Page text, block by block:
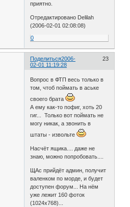
приятно.
Отредактировано Delilah
(2006-02-01 02:08:08)
0
Поделиться 23
2006-
02-01 11:19:28
Вопрос в ФТП весь только в
том, чтоб поймать в аське
своего брата
А ему как-то пофиг, хоть 20
гиг... Только вот поймать не
могу никак, а звонить в
штаты - извольте
Насчёт ящика.... даже не
знаю, можно попробовать....
ЩАс прийдёт админ, получит
валенком по морде, и будет
доступен форум... На нём
уже лежит 160 фоток
(1024х768)...